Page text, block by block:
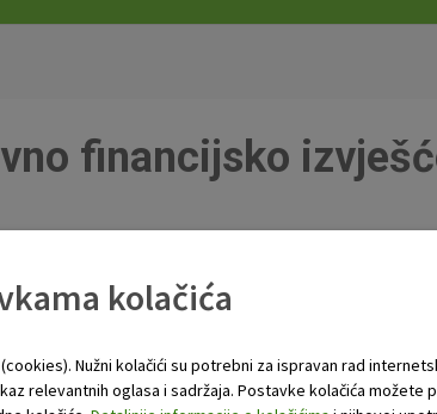
financijsko
kolačića
Nužni kolačići su potrebni za ispravan rad
relevantnih oglasa i sadržaja. Postavke kolačića možete